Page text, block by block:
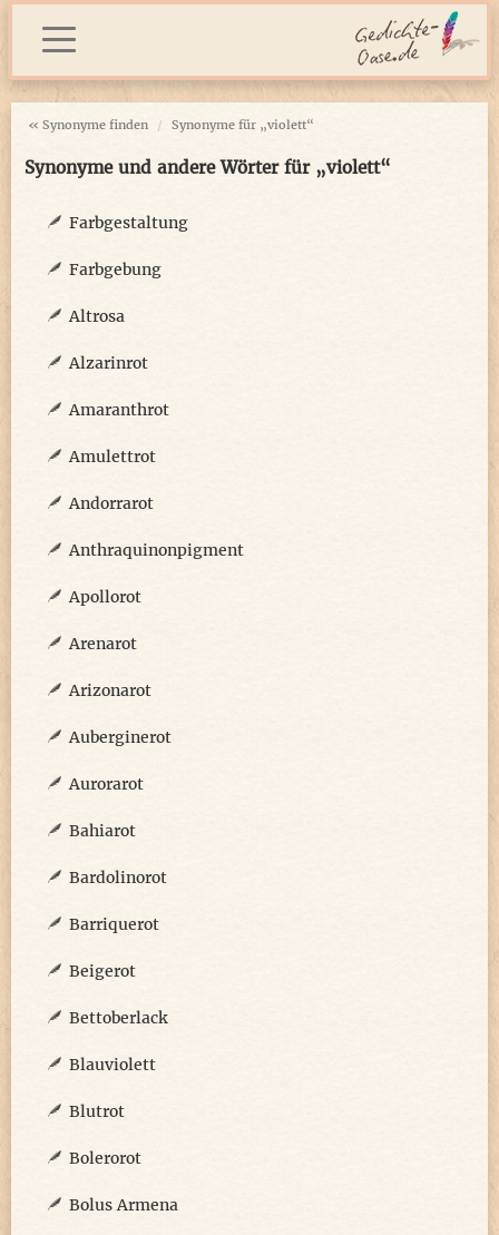
« Synonyme finden Synonyme für „violett“
Synonyme und andere Wörter für „violett“
Farbgestaltung
Farbgebung
Altrosa
Alzarinrot
Amaranthrot
Amulettrot
Andorrarot
Anthraquinonpigment
Apollorot
Arenarot
Arizonarot
Auberginerot
Aurorarot
Bahiarot
Bardolinorot
Barriquerot
Beigerot
Bettoberlack
Blauviolett
Blutrot
Bolerorot
Bolus Armena